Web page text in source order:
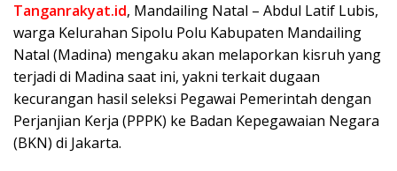
Tanganrakyat.id, Mandailing Natal – Abdul Latif Lubis,
warga Kelurahan Sipolu Polu Kabupaten Mandailing
Natal (Madina) mengaku akan melaporkan kisruh yang
terjadi di Madina saat ini, yakni terkait dugaan
kecurangan hasil seleksi Pegawai Pemerintah dengan
Perjanjian Kerja (PPPK) ke Badan Kepegawaian Negara
(BKN) di Jakarta.